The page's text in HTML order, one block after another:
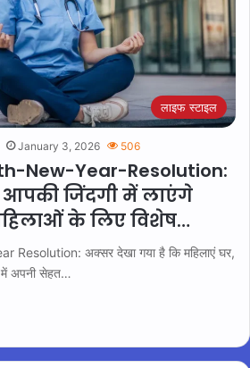
लाइफ स्टाइल
January 3, 2026 506
New-Year-Resolution:
जिंदगी में लाएंगे
के लिए विशेष…
Resolution: अक्सर देखा गया है कि महिलाएं घर,
में अपनी सेहत…